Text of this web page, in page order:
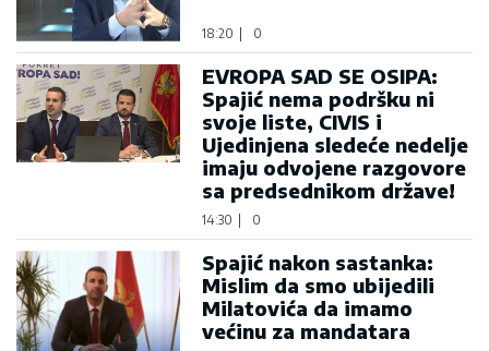
18:20 0
EVROPA SAD SE OSIPA:
Spajić nema podršku ni
svoje liste, CIVIS i
Ujedinjena sledeće nedelje
imaju odvojene razgovore
sa predsednikom države!
14:30 0
Spajić nakon sastanka:
Mislim da smo ubijedili
Milatovića da imamo
većinu za mandatara